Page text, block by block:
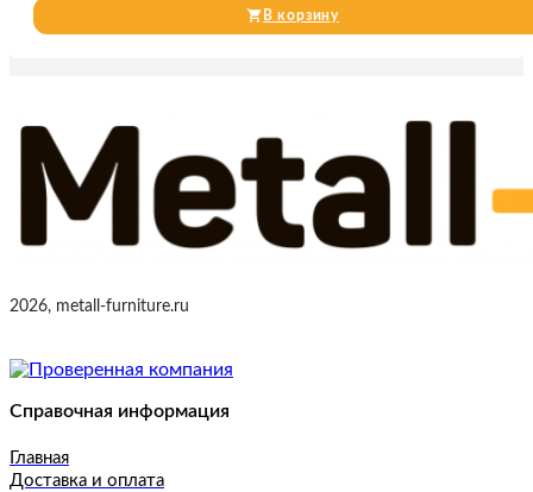
В корзину
2026, metall-furniture.ru
Справочная информация
Главная
Доставка и оплата